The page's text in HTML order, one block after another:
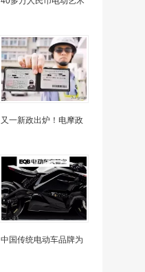
又一新政出炉！电摩政
中国传统电动车品牌为